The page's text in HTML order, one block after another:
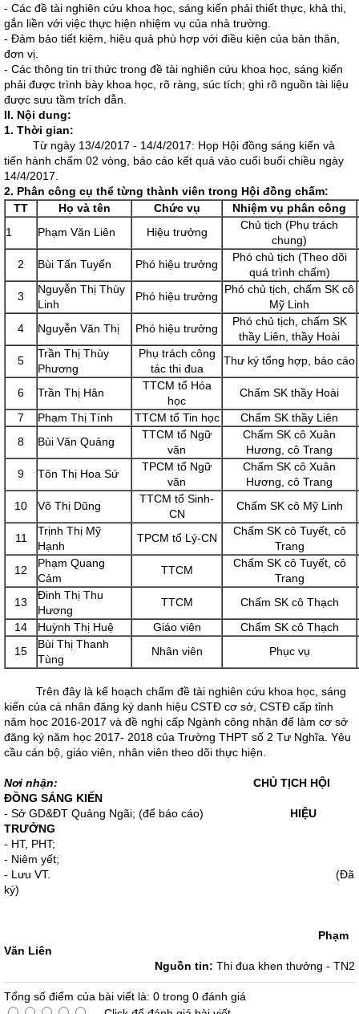
- Các đề tài nghiên cứu khoa học, sáng kiến phải thiết thực, khả thi,
gắn liền với việc thực hiện nhiệm vụ của nhà trường.
- Đảm bảo tiết kiệm, hiệu quả phù hợp với điều kiện của bản thân,
đơn vị.
- Các thông tin tri thức trong đề tài nghiên cứu khoa học, sáng kiến
phải được trình bày khoa học, rõ ràng, súc tích; ghi rõ nguồn tài liệu
được sưu tầm trích dẫn.
II. Nội dung:
1. Thời gian:
Từ ngày 13/4/2017 - 14/4/2017: Họp Hội đồng sáng kiến và
tiến hành chấm 02 vòng, báo cáo kết quả vào cuối buổi chiều ngày
14/4/2017.
2. Phân công cụ thể từng thành viên trong Hội đồng chấm:
TT
Họ và tên Chức vụ
Nhiệm vụ phân công
1
Phạm Văn Liên Hiệu trưởng
Chủ tịch (Phụ trách
chung)
2
Bùi Tấn Tuyển Phó hiệu trưởng
Phó chủ tịch (Theo dõi
quá trình chấm)
3
Nguyễn Thị Thùy
Linh
Phó hiệu trưởng
Phó chủ tịch, chấm SK cô
Mỹ Linh
4
Nguyễn Văn Thị Phó hiệu trưởng
Phó chủ tịch, chấm SK
thầy Liên, thầy Hoài
5
Trần Thị Thùy
Phương
Phụ trách công
tác thi đua
Thư ký tổng hợp, báo cáo
6 Trần Thị Hân
TTCM tổ Hóa
học
Chấm SK thầy Hoài
7
Phạm Thị Tính TTCM tổ Tin học
Chấm SK thầy Liên
8
Bùi Văn Quảng
TTCM tổ Ngữ
văn
Chấm SK cô Xuân
Hương, cô Trang
9
Tôn Thị Hoa Sứ
TPCM tổ Ngữ
văn
Chấm SK cô Xuân
Hương, cô Trang
10
Võ Thị Dũng
TTCM tổ Sinh-
CN
Chấm SK cô Mỹ Linh
11
Trịnh Thị Mỹ
Hạnh
TPCM tổ Lý-CN
Chấm SK cô Tuyết, cô
Trang
12
Phạm Quang
Cảm
TTCM
Chấm SK cô Tuyết, cô
Trang
13
Đinh Thị Thu
Hương
TTCM
Chấm SK cô Thạch
14
Huỳnh Thị Huệ Giáo viên
Chấm SK cô Thạch
15
Bùi Thị Thanh
Tùng
Nhân viên Phục vụ
Trên đây là kế hoạch chấm đề tài nghiên cứu khoa học, sáng
kiến của cá nhân đăng ký danh hiệu CSTĐ cơ sở, CSTĐ cấp tỉnh
năm học 2016-2017 và đề nghị cấp Ngành công nhận để làm cơ sở
đăng ký năm học 2017- 2018 của Trường THPT số 2 Tư Nghĩa. Yêu
cầu cán bộ, giáo viên, nhân viên theo dõi thực hiện.
Nơi nhận:
CHỦ TỊCH HỘI
ĐỒNG SÁNG KIẾN
- Sở GD&ĐT Quảng Ngãi; (để báo cáo) HIỆU
TRƯỞNG
- HT, PHT;
- Niêm yết;
- Lưu VT. (Đã
ký)
Phạm
Văn Liên
Nguồn tin: Thi đua khen thưởng - TN2
Tổng số điểm của bài viết là: 0 trong 0 đánh giá